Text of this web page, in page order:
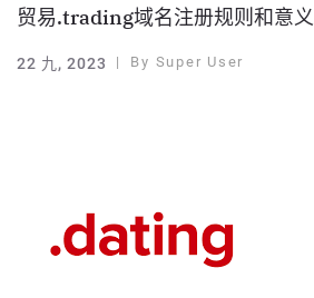
贸易.trading域名注册规则和意义
22 九, 2023 By Super User